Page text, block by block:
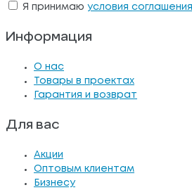
Я принимаю условия соглашения
Информация
О нас
Товары в проектах
Гарантия и возврат
Для вас
Акции
Оптовым клиентам
Бизнесу